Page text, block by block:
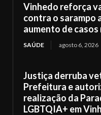
Vinhedo reforça
contra o sarampo
aumento de casos
SAÚDE agosto 6, 2026
Justiça derruba
Prefeitura e
realização da
LGBTQIA+ em